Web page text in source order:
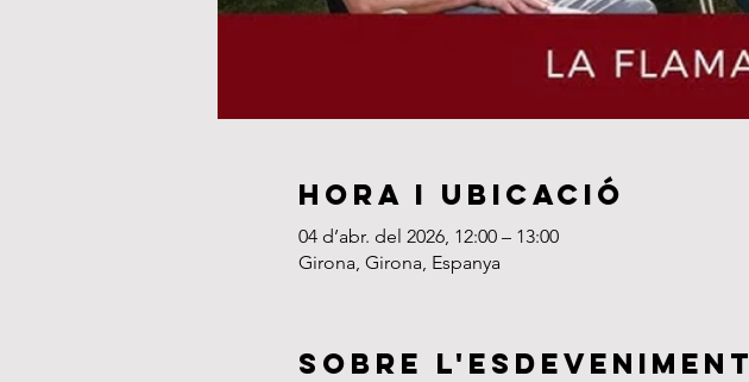
Hora i ubicació
04 d’abr. del 2026, 12:00 – 13:00
Girona, Girona, Espanya
Sobre l'esdeveniment